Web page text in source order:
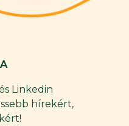
Linkedin
hírekért,